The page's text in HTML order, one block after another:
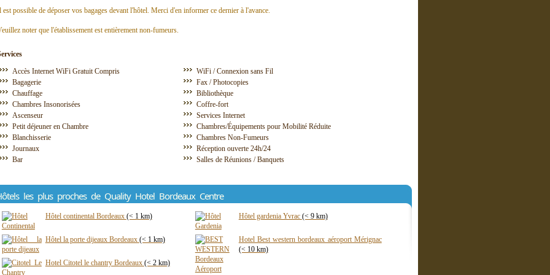
est possible de déposer vos bagages devant l'hôtel. Merci d'en informer ce dernier à l'avance.
noter que l'établissement est entièrement non-fumeurs.
Accès Internet WiFi Gratuit Compris
WiFi / Connexion sans Fil
Bagagerie
Fax / Photocopies
Chauffage
Bibliothèque
Chambres Insonorisées
Coffre-fort
Ascenseur
Services Internet
Petit déjeuner en Chambre
Chambres/Équipements pour Mobilité Réduite
Blanchisserie
Chambres Non-Fumeurs
Journaux
Réception ouverte 24h/24
Bar
Salles de Réunions / Banquets
les plus proches de Quality Hotel Bordeaux Centre
Hôtel continental Bordeaux (< 1 km)
Hôtel la porte dijeaux Bordeaux (< 1 km)
Hotel Citotel le chantry Bordeaux (< 2 km)
Hôtel gardenia Yvrac (< 9 km)
Hotel Best western bordeaux aéroport Mérignac
(< 10 km)